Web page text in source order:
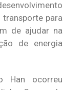
para
de ajudar na
de energia
Han ocorreu